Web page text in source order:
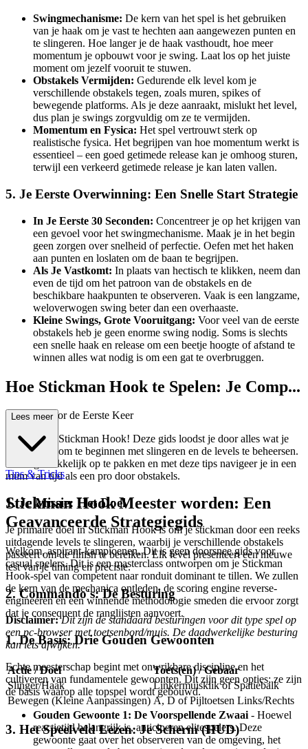
Swingmechanisme: De kern van het spel is het gebruiken
van je haak om je vast te hechten aan aangewezen punten en
te slingeren. Hoe langer je de haak vasthoudt, hoe meer
momentum je opbouwt voor je swing. Laat los op het juiste
moment om jezelf vooruit te stuwen.
Obstakels Vermijden: Gedurende elk level kom je
verschillende obstakels tegen, zoals muren, spikes of
bewegende platforms. Als je deze aanraakt, mislukt het level,
dus plan je swings zorgvuldig om ze te vermijden.
Momentum en Fysica: Het spel vertrouwt sterk op
realistische fysica. Het begrijpen van hoe momentum werkt is
essentieel – een goed getimede release kan je omhoog sturen,
terwijl een verkeerd getimede release je kan laten vallen.
5. Je Eerste Overwinning: Een Snelle Start Strategie
In Je Eerste 30 Seconden: Concentreer je op het krijgen van
een gevoel voor het swingmechanisme. Maak je in het begin
geen zorgen over snelheid of perfectie. Oefen met het haken
aan punten en loslaten om de baan te begrijpen.
Als Je Vastkomt: In plaats van hectisch te klikken, neem dan
even de tijd om het patroon van de obstakels en de
beschikbare haakpunten te observeren. Vaak is een langzame,
weloverwogen swing beter dan een overhaaste.
Kleine Swings, Grote Vooruitgang: Voor veel van de eerste
obstakels heb je geen enorme swing nodig. Soms is slechts
een snelle haak en release om een beetje hoogte of afstand te
winnen alles wat nodig is om een gat te overbruggen.
Hoe Stickman Hook te Spelen: Je Comp...
lete Gids voor de Eerste Keer
Welkom bij Stickman Hook! Deze gids loodst je door alles wat je
moet weten om te beginnen met slingeren en de levels te beheersen.
Het is gemakkelijk op te pakken en met deze tips navigeer je in een
mum van tijd als een pro door obstakels.
1. Je Missie: Het Doel
Je primaire doel in Stickman Hook is om je stickman door een reeks
uitdagende levels te slingeren, waarbij je verschillende obstakels
passeert om de finish te bereiken. Elk level presenteert een nieuwe
test van je timing en precisie.
2. Commando's: De Besturing
Disclaimer: Dit zijn de standaard besturingen voor dit type spel op
een pc-browser met toetsenbord/muis. De daadwerkelijke besturing
kan iets afwijken.
Actie / Doel
Toets(en) / Gebaar
Slinger/Haak
Linkermuisklik of Spatiebalk
Bewegen (Kleine Aanpassingen) A, D of Pijltoetsen Links/Rechts
3. Het Speelveld Lezen: Je Scherm (HUD)
Lees meer
Tips & Tricks
Stickman Hook Meester worden: Een
Geavanceerde Strategiegids
Welkom, aspirant-kampioenen. Dit is geen doorsnee gids voor
casual spelers. Dit is een masterclass ontworpen om je Stickman
Hook-spel van competent naar ronduit dominant te tillen. We zullen
de kern van de mechanica ontleden, de scoring engine reverse-
engineeren en een winnende methodologie smeden die ervoor zorgt
dat je consequent de ranglijsten aanvoert.
1. De Basis: Drie Gouden Gewoonten
Echte meesterschap begint met onwrikbare discipline en het
cultiveren van fundamentele gewoonten. Dit zijn geen opties; ze zijn
de basis waarop alle topspel wordt gebouwd.
Gouden Gewoonte 1: De Voorspellende Zwaai - Hoewel
reactietijd belangrijk is, anticiperen elitespelers. Deze
gewoonte gaat over het observeren van de omgeving, het